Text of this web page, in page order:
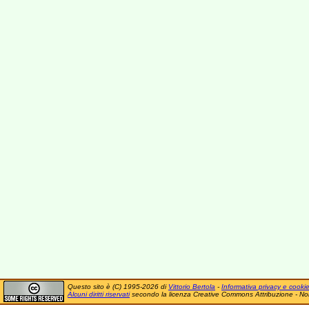
Questo sito è (C) 1995-2026 di Vittorio Bertola - Informativa privacy e cookie
Alcuni diritti riservatisecondo la licenza Creative Commons Attribuzione -